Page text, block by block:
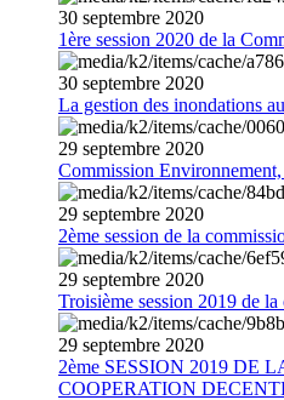
30 septembre 2020
1ère session 2020 de la
30 septembre 2020
La gestion des inondations
29 septembre 2020
Commission
29 septembre 2020
2ème session de la
29 septembre 2020
Troisième session 2019 de
29 septembre 2020
2ème SESSION 2019 DE
COOPERATION